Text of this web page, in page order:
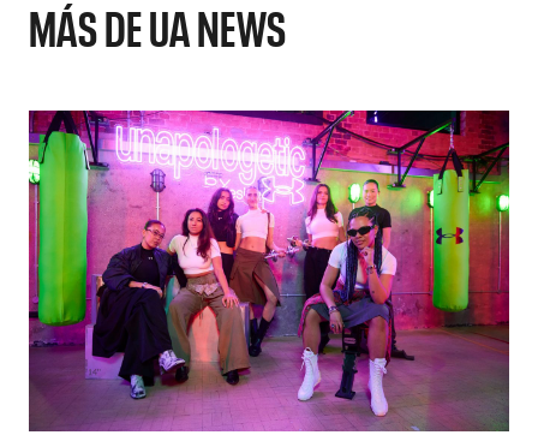
MÁS DE UA NEWS